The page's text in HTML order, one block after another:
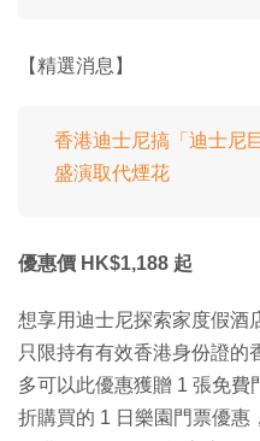
【精選消息】
香港迪士尼搞「迪士尼
盛演取代煙花
優惠價 HK$1,188 起
想享用迪士尼探索家度假酒
只限持有有效香港身份證的
多可以此優惠獲贈 1 張免
折購買的 1 日樂園門票優惠